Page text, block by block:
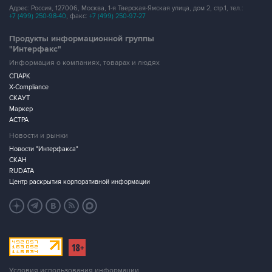
Адрес: Россия, 127006, Москва, 1-я Тверская-Ямская улица, дом 2, стр.1, тел.:
+7 (499) 250-98-40, факс: +7 (499) 250-97-27
Продукты информационной группы
"Интерфакс"
Информация о компаниях, товарах и людях
СПАРК
X-Compliance
СКАУТ
Маркер
АСТРА
Новости и рынки
Новости "Интерфакса"
СКАН
RUDATA
Центр раскрытия корпоративной информации